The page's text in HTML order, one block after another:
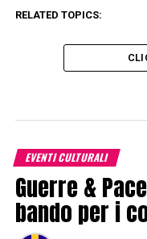
RELATED TOPICS:
EVENTI CULTURALI
Guerre &
bando per i